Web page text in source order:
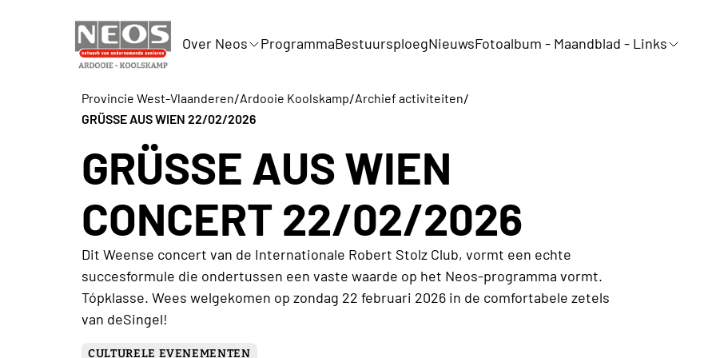
Over Neos ProgrammaBestuursploegNieuwsFotoalbum - Maandblad - Links
Provincie West-Vlaanderen/Ardooie Koolskamp/Archief activiteiten/
GRÜSSE AUS WIEN 22/02/2026
GRÜSSE AUS WIEN
CONCERT 22/02/2026
Dit Weense concert van de Internationale Robert Stolz Club, vormt een echte
succesformule die ondertussen een vaste waarde op het Neos-programma vormt.
Tópklasse. Wees welgekomen op zondag 22 februari 2026 in de comfortabele zetels
van deSingel!
CULTURELE EVENEMENTEN